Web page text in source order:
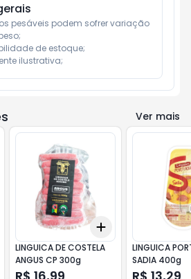
pesáveis podem sofrer variação
de estoque;
ilustrativa;
Ver mais
+5kg Add
LINGUICA DE COSTELA
ANGUS CP 300g
LINGUICA
SADIA 400g